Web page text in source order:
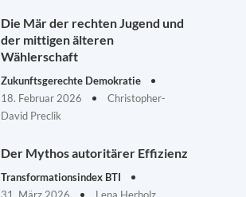
Die Mär der rechten Jugend und
der mittigen älteren
Wählerschaft
Zukunftsgerechte Demokratie
18. Februar 2026
Christopher-
David Preclik
Der Mythos autoritärer Effizienz
Transformationsindex BTI